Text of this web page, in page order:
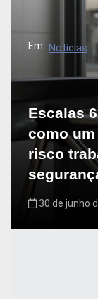
Em Notícias
Escalas
como
risco
30 de junho